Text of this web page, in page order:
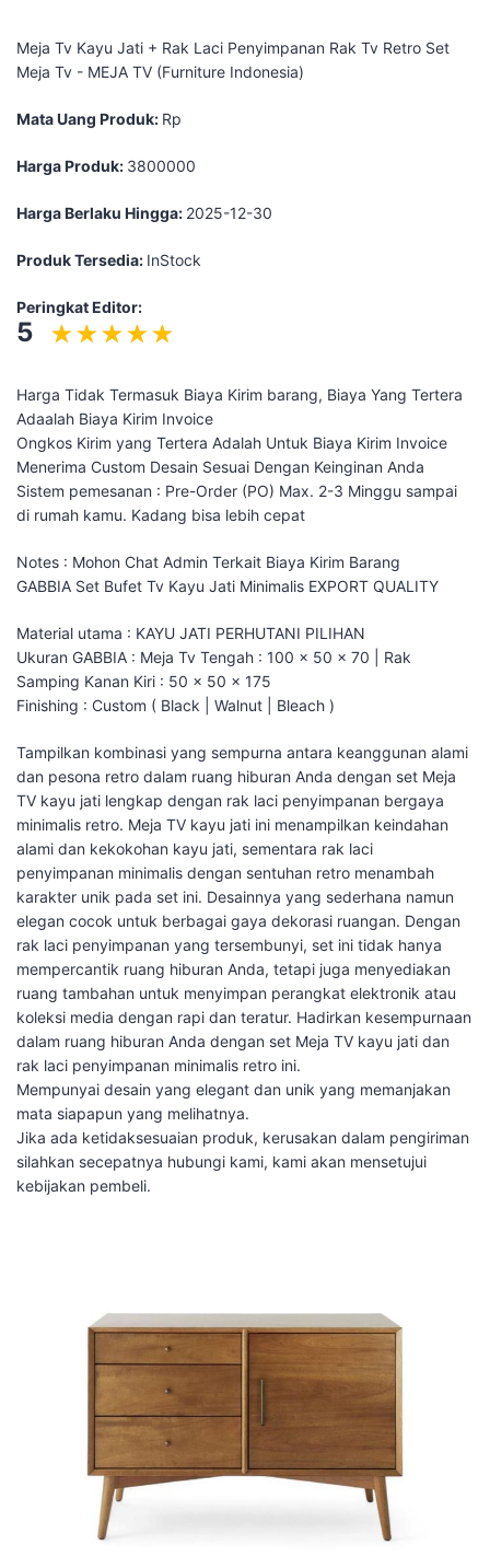
Meja Tv Kayu Jati + Rak Laci Penyimpanan Rak Tv Retro Set
Meja Tv - MEJA TV (Furniture Indonesia)
Mata Uang Produk: Rp
Harga Produk: 3800000
Harga Berlaku Hingga: 2025-12-30
Produk Tersedia: InStock
Peringkat Editor:
5
Harga Tidak Termasuk Biaya Kirim barang, Biaya Yang Tertera
Adaalah Biaya Kirim Invoice
Ongkos Kirim yang Tertera Adalah Untuk Biaya Kirim Invoice
Menerima Custom Desain Sesuai Dengan Keinginan Anda
Sistem pemesanan : Pre-Order (PO) Max. 2-3 Minggu sampai
di rumah kamu. Kadang bisa lebih cepat
Notes : Mohon Chat Admin Terkait Biaya Kirim Barang
GABBIA Set Bufet Tv Kayu Jati Minimalis EXPORT QUALITY
Material utama : KAYU JATI PERHUTANI PILIHAN
Ukuran GABBIA : Meja Tv Tengah : 100 x 50 x 70 | Rak
Samping Kanan Kiri : 50 x 50 x 175
Finishing : Custom ( Black | Walnut | Bleach )
Tampilkan kombinasi yang sempurna antara keanggunan alami
dan pesona retro dalam ruang hiburan Anda dengan set Meja
TV kayu jati lengkap dengan rak laci penyimpanan bergaya
minimalis retro. Meja TV kayu jati ini menampilkan keindahan
alami dan kekokohan kayu jati, sementara rak laci
penyimpanan minimalis dengan sentuhan retro menambah
karakter unik pada set ini. Desainnya yang sederhana namun
elegan cocok untuk berbagai gaya dekorasi ruangan. Dengan
rak laci penyimpanan yang tersembunyi, set ini tidak hanya
mempercantik ruang hiburan Anda, tetapi juga menyediakan
ruang tambahan untuk menyimpan perangkat elektronik atau
koleksi media dengan rapi dan teratur. Hadirkan kesempurnaan
dalam ruang hiburan Anda dengan set Meja TV kayu jati dan
rak laci penyimpanan minimalis retro ini.
Mempunyai desain yang elegant dan unik yang memanjakan
mata siapapun yang melihatnya.
Jika ada ketidaksesuaian produk, kerusakan dalam pengiriman
silahkan secepatnya hubungi kami, kami akan mensetujui
kebijakan pembeli.